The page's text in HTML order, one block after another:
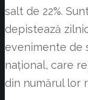
salt de 22%.
depistează
evenimente de
național, care
din numărul lor